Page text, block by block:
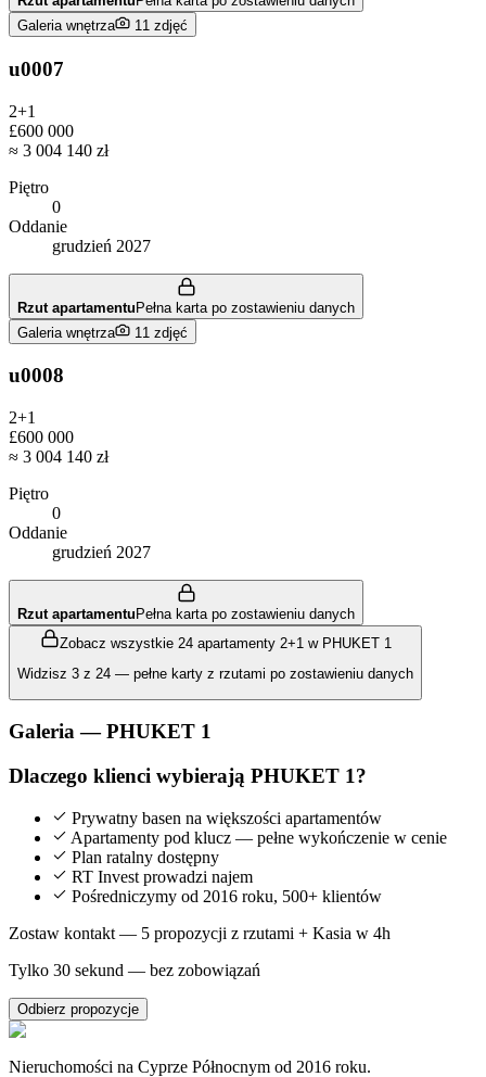
Galeria wnętrza
11 zdjęć
u0007
2+1
£600 000
≈ 3 004 140 zł
Piętro
0
Oddanie
grudzień 2027
Rzut apartamentuPełna karta po zostawieniu danych
Galeria wnętrza
11 zdjęć
u0008
2+1
£600 000
≈ 3 004 140 zł
Piętro
0
Oddanie
grudzień 2027
Rzut apartamentu Pełna karta po zostawieniu danych
Zobacz wszystkie 24 apartamenty 2+1 w PHUKET 1
Widzisz 3 z 24 — pełne karty z rzutami po zostawieniu danych
Galeria —PHUKET 1
Dlaczego klienci wybierają PHUKET 1?
Prywatny basen na większości apartamentów
Apartamenty pod klucz — pełne wykończenie w cenie
Plan ratalny dostępny
RT Invest prowadzi najem
Pośredniczymy od 2016 roku, 500+ klientów
Zostaw kontakt — 5 propozycji z rzutami + Kasia w 4h
Tylko 30 sekund — bez zobowiązań
Odbierz propozycje
Nieruchomości na Cyprze Północnym od 2016 roku.